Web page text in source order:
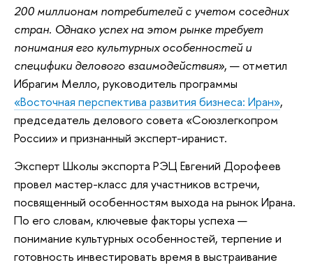
200 миллионам потребителей с учетом соседних
стран. Однако успех на этом рынке требует
понимания его культурных особенностей и
специфики делового взаимодействия», — отметил
Ибрагим Мелло, руководитель программы
«Восточная перспектива развития бизнеса: Иран»,
председатель делового совета «Союзлегкопром
России» и признанный эксперт-иранист.
Эксперт Школы экспорта РЭЦ Евгений Дорофеев
провел мастер-класс для участников встречи,
посвященный особенностям выхода на рынок Ирана.
По его словам, ключевые факторы успеха —
понимание культурных особенностей, терпение и
готовность инвестировать время в выстраивание